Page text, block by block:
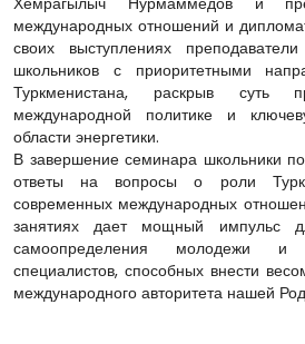
международных отношений и
своих выступлениях
школьников с приоритетными
Туркменистана, раскрыв суть
международной политике и
области энергетики.
В завершение семинара школьники
ответы на вопросы о роли
современных международных
занятиях дает мощный импульс
самоопределения молодежи и
специалистов, способных внести
международного авторитета нашей